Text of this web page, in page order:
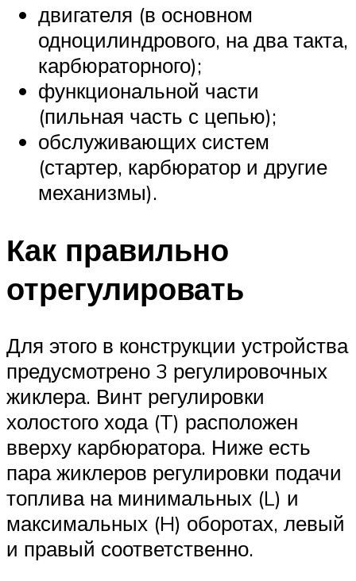
двигателя (в основном
одноцилиндрового, на два такта,
карбюраторного);
функциональной части
(пильная часть с цепью);
обслуживающих систем
(стартер, карбюратор и другие
механизмы).
Как правильно
отрегулировать
Для этого в конструкции устройства
предусмотрено 3 регулировочных
жиклера. Винт регулировки
холостого хода (T) расположен
вверху карбюратора. Ниже есть
пара жиклеров регулировки подачи
топлива на минимальных (L) и
максимальных (H) оборотах, левый
и правый соответственно.